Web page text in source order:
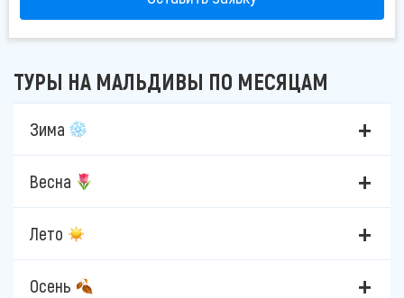
ТУРЫ НА МАЛЬДИВЫ ПО МЕСЯЦАМ
Зима
Весна
Лето
Осень